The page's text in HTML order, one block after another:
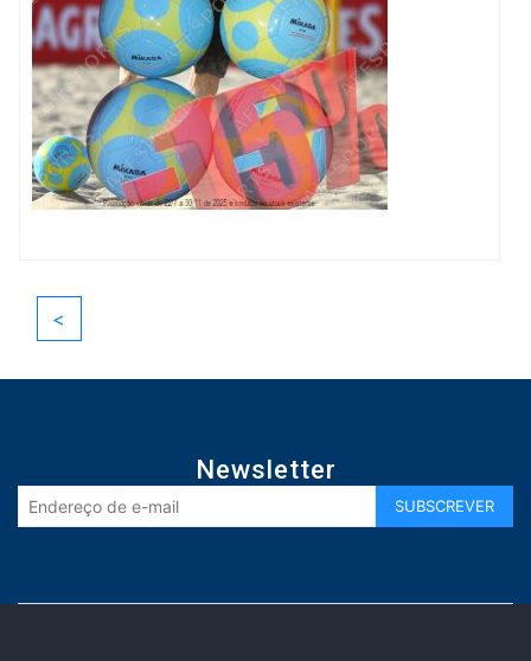
<
Newsletter